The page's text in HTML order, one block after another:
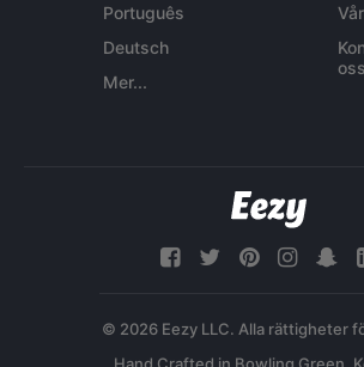
Português
Deutsch
Mer...
oss
© 2026 Eezy LLC. Alla rättigheter